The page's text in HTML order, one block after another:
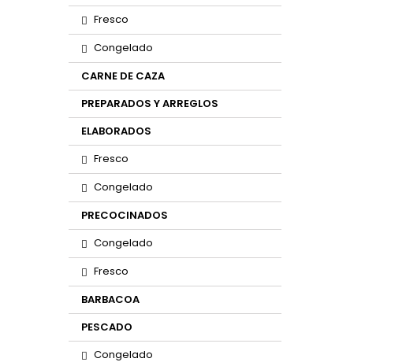
Fresco
Congelado
CARNE DE CAZA
PREPARADOS Y ARREGLOS
ELABORADOS
Fresco
Congelado
PRECOCINADOS
Congelado
Fresco
BARBACOA
PESCADO
Congelado